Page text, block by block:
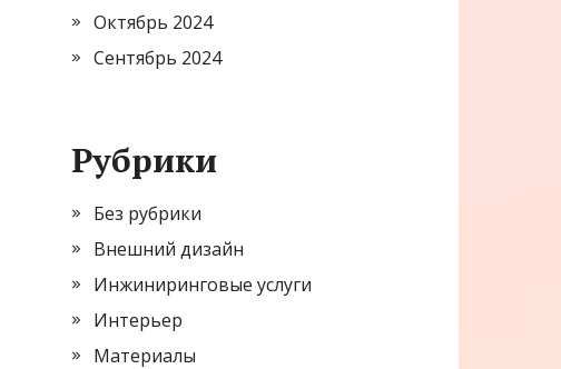
Октябрь 2024
Сентябрь 2024
Рубрики
Без рубрики
Внешний дизайн
Инжиниринговые услуги
Интерьер
Материалы